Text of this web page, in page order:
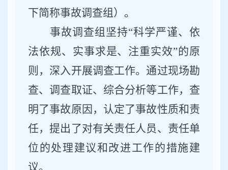
下简称事故调查组） 。
事故调查组坚持“科学严谨、依
法依规、实事求是、注重实效”的原
则，深入开展调查工作。通过现场勘
查、调查取证、综合分析等工作，查
明了事故原因，认定了事故性质和责
任，提出了对有关责任人员、责任单
位的处理建议和改进工作的措施建
议。